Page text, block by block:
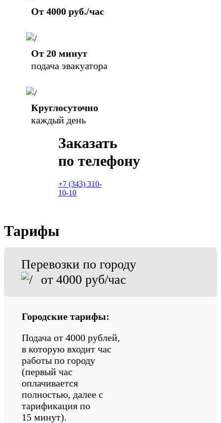
От 4000 руб./час
От 20 минут
подача эвакуатора
Круглосуточно
каждый день
Заказать
по телефону
+7 (343) 310-
10-10
Тарифы
Перевозки по городу
от 4000 руб/час
Городские тарифы:
Подача от 4000 рублей,
в которую входит час
работы по городу
(первый час
оплачивается
полностью, далее с
тарификация по
15 минут).